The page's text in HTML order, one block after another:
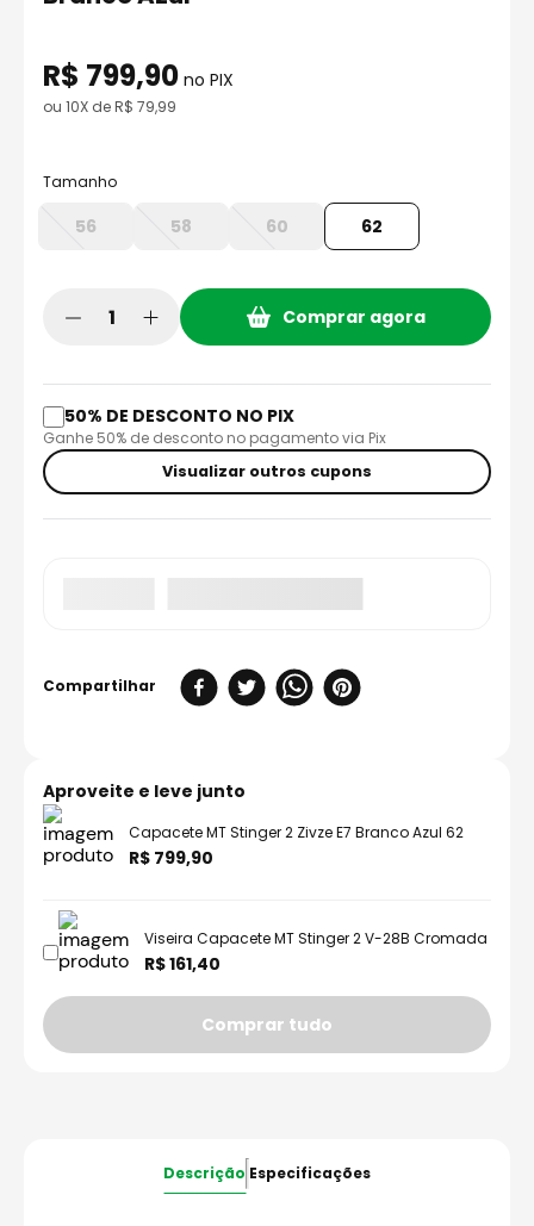
10º capacete ls2
R$ 799,90 no PIX
ou 10X deR$ 79,99
Tamanho
56 58 60 62
Comprar agora
50% DE DESCONTO NO PIX
Ganhe 50% de desconto no pagamento via Pix
Visualizar outros cupons
Aproveite e leve junto
Capacete MT Stinger 2 Zivze E7 Branco Azul 62
R$ 799,90
Viseira Capacete MT Stinger 2 V-28B Cromada
R$ 161,40
Comprar tudo
Descrição Especificações